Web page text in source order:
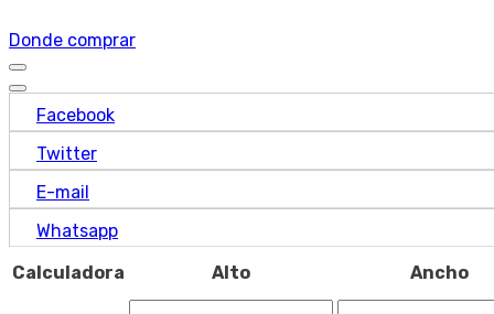
Donde comprar
Facebook
Twitter
E-mail
Whatsapp
Calculadora
Alto Ancho